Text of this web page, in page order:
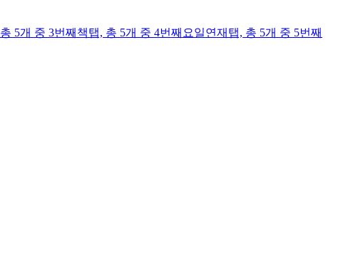
총 5개 중 3번째 책탭, 총 5개 중 4번째 요일연재 탭, 총 5개 중 5번째